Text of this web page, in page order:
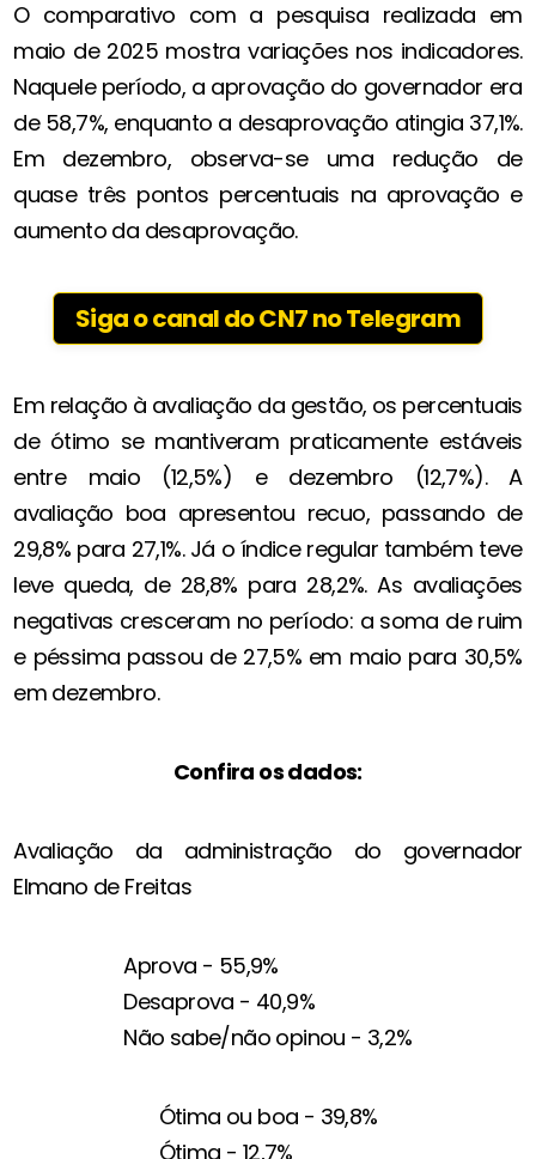
O comparativo com a pesquisa realizada em
maio de 2025 mostra variações nos indicadores.
Naquele período, a aprovação do governador era
de 58,7%, enquanto a desaprovação atingia 37,1%.
Em dezembro, observa-se uma redução de
quase três pontos percentuais na aprovação e
aumento da desaprovação.
Siga o canal do CN7 no Telegram
Em relação à avaliação da gestão, os percentuais
de ótimo se mantiveram praticamente estáveis
entre maio (12,5%) e dezembro (12,7%). A
avaliação boa apresentou recuo, passando de
29,8% para 27,1%. Já o índice regular também teve
leve queda, de 28,8% para 28,2%. As avaliações
negativas cresceram no período: a soma de ruim
e péssima passou de 27,5% em maio para 30,5%
em dezembro.
Confira os dados:
Avaliação da administração do governador
Elmano de Freitas
Aprova - 55,9%
Desaprova - 40,9%
Não sabe/não opinou - 3,2%
Ótima ou boa - 39,8%
Ótima - 12,7%